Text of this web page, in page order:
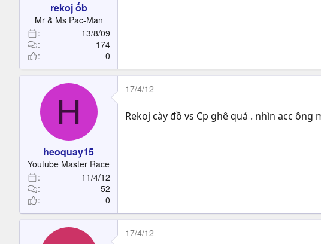
rekoj ốb
Mr & Ms Pac-Man
13/8/09
174
0
H
heoquay15
Youtube Master Race
11/4/12
52
0
17/4/12
Rekoj cày đồ vs Cp ghê quá . nhìn acc ông
17/4/12